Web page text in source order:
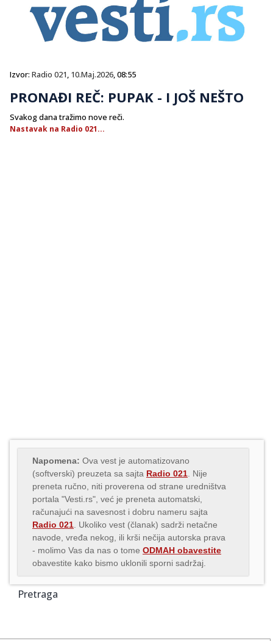
Izvor: Radio 021, 10.Maj.2026, 08:55
PRONAĐI REČ: PUPAK - I JOŠ NEŠTO
Svakog dana tražimo nove reči.
Nastavak na Radio 021...
Napomena: Ova vest je automatizovano
(softverski) preuzeta sa sajta Radio 021 . Nije
preneta ručno, niti proverena od strane uredništva
portala "Vesti.rs", već je preneta automatski,
računajući na savesnost i dobru nameru sajta
Radio 021 . Ukoliko vest (članak) sadrži netačne
navode, vređa nekog, ili krši nečija autorska prava
- molimo Vas da nas o tome ODMAH obavestite
obavestite kako bismo uklonili sporni sadržaj.
Pretraga